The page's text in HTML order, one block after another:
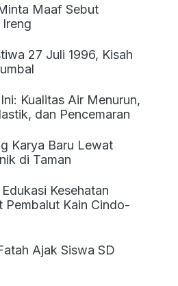
Maaf Sebut
27 Juli 1996, Kisah
Kualitas Air Menurun,
dan Pencemaran
Karya Baru Lewat
di Taman
Kesehatan
Pembalut Kain Cindo-
Ajak Siswa SD